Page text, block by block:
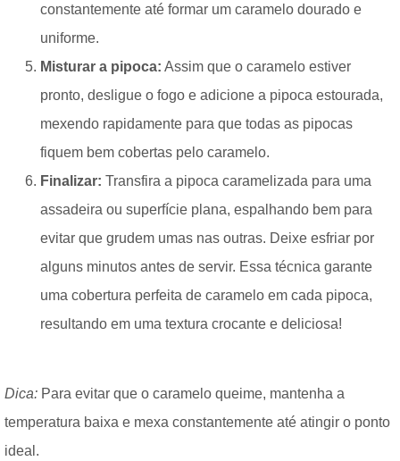
constantemente até formar um caramelo dourado e
uniforme.
Misturar a pipoca: Assim que o caramelo estiver
pronto, desligue o fogo e adicione a pipoca estourada,
mexendo rapidamente para que todas as pipocas
fiquem bem cobertas pelo caramelo.
Finalizar: Transfira a pipoca caramelizada para uma
assadeira ou superfície plana, espalhando bem para
evitar que grudem umas nas outras. Deixe esfriar por
alguns minutos antes de servir. Essa técnica garante
uma cobertura perfeita de caramelo em cada pipoca,
resultando em uma textura crocante e deliciosa!
Dica: Para evitar que o caramelo queime, mantenha a
temperatura baixa e mexa constantemente até atingir o ponto
ideal.